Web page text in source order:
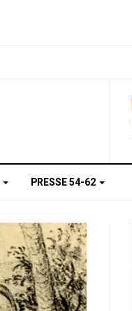
PRESSE 54-62